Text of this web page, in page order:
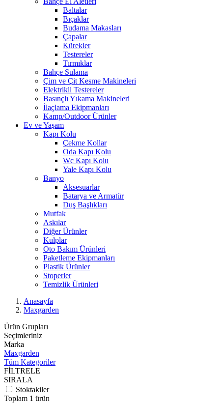
Baltalar
Bıçaklar
Budama Makasları
Çapalar
Kürekler
Testereler
Tırmıklar
Bahçe Sulama
Çim ve Çit Kesme Makineleri
Elektrikli Testereler
Basınçlı Yıkama Makineleri
İlaçlama Ekipmanları
Kamp/Outdoor Ürünler
Ev ve Yaşam
Kapı Kolu
Çekme Kollar
Oda Kapı Kolu
Wc Kapı Kolu
Yale Kapı Kolu
Banyo
Aksesuarlar
Batarya ve Armatür
Duş Başlıkları
Mutfak
Askılar
Diğer Ürünler
Kulplar
Oto Bakım Ürünleri
Paketleme Ekipmanları
Plastik Ürünler
Stoperler
Temizlik Ürünleri
Anasayfa
Maxgarden
Ürün Grupları
Seçimleriniz
Marka
Maxgarden
Tüm Kategoriler
FİLTRELE
SIRALA
Stoktakiler
Toplam 1 ürün